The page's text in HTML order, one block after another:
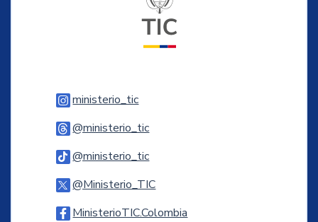
ministerio_ticLogo Instagram
@ministerio_ticLogo Threads
@ministerio_ticLogo Tiktok
@Ministerio_TICLogo Twitter
MinisterioTIC.Colombia